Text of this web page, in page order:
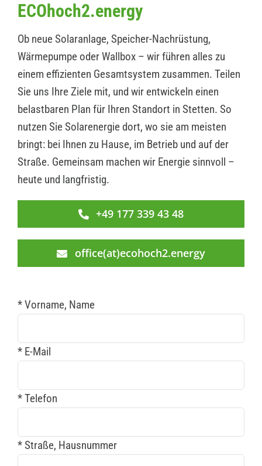
ECOhoch2.energy
Ob neue Solaranlage, Speicher-Nachrüstung,
Wärmepumpe oder Wallbox – wir führen alles zu
einem effizienten Gesamtsystem zusammen. Teilen
Sie uns Ihre Ziele mit, und wir entwickeln einen
belastbaren Plan für Ihren Standort in Stetten. So
nutzen Sie Solarenergie dort, wo sie am meisten
bringt: bei Ihnen zu Hause, im Betrieb und auf der
Straße. Gemeinsam machen wir Energie sinnvoll –
heute und langfristig.
+49 177 339 43 48
office(at)ecohoch2.energy
* Vorname, Name
* E-Mail
* Telefon
* Straße, Hausnummer